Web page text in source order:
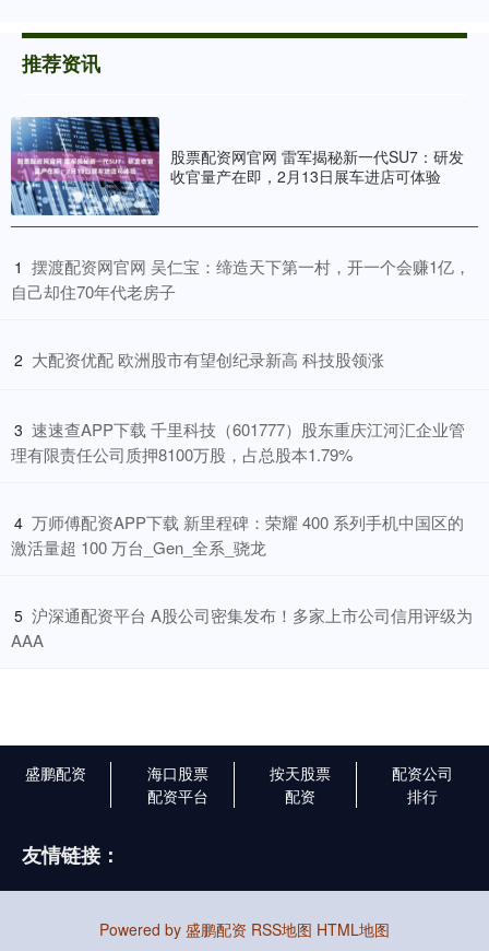
推荐资讯
股票配资网官网 雷军揭秘新一代SU7：研发
收官量产在即，2月13日展车进店可体验
1 ​摆渡配资网官网 吴仁宝：缔造天下第一村，开一个会赚1亿，
自己却住70年代老房子
2 ​大配资优配 欧洲股市有望创纪录新高 科技股领涨
3 ​速速查APP下载 千里科技（601777）股东重庆江河汇企业管
理有限责任公司质押8100万股，占总股本1.79%
4 ​万师傅配资APP下载 新里程碑：荣耀 400 系列手机中国区的
激活量超 100 万台_Gen_全系_骁龙
5 ​沪深通配资平台 A股公司密集发布！多家上市公司信用评级为
AAA
盛鹏配资
海口股票
配资平台
按天股票
配资
配资公司
排行
友情链接：
Powered by 盛鹏配资 RSS地图 HTML地图